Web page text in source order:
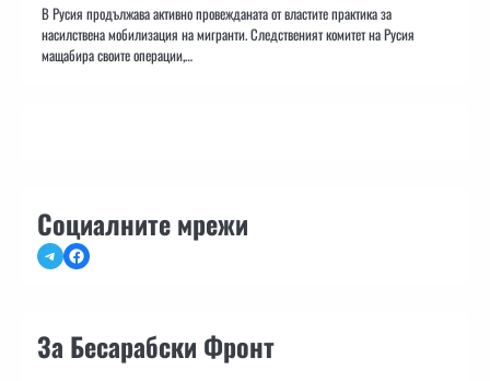
В Русия продължава активно провежданата от властите практика за
насилствена мобилизация на мигранти. Следственият комитет на Русия
мащабира своите операции,…
Социалните мрежи
TelegramFacebook
За Бесарабски Фронт